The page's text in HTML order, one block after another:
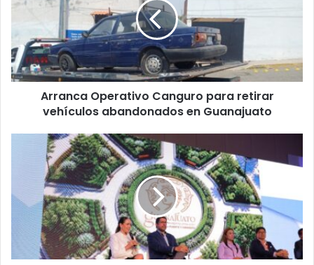
para
retirar
vehículos
abandonados
en
Guanajuato
Arranca Operativo Canguro para retirar
vehículos abandonados en Guanajuato
Reconocen
estrategia
ambiental
manejo
urbano
de